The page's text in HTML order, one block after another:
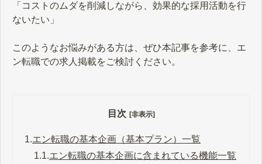
「コストのムダを削減しながら、効果的な採用活動を行
ないたい」
このようなお悩みがある方は、ぜひ本記事を参考に、エ
ン転職での求人掲載をご検討ください。
目次 [非表示]
1.エン転職の基本企画（基本プラン）一覧
1.1.エン転職の基本企画に含まれている機能一覧